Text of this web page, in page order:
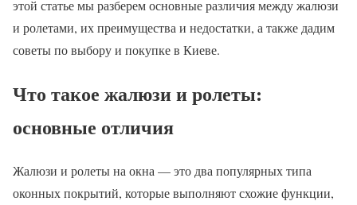
этой статье мы разберем основные различия между жалюзи
и ролетами, их преимущества и недостатки, а также дадим
советы по выбору и покупке в Киеве.
Что такое жалюзи и ролеты:
основные отличия
Жалюзи и ролеты на окна — это два популярных типа
оконных покрытий, которые выполняют схожие функции,